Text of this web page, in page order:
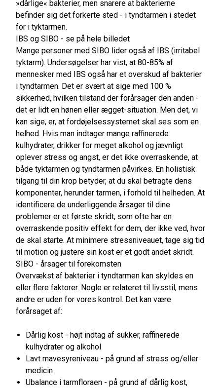
»dårlige« bakterier, men snarere at bakterierne
befinder sig det forkerte sted - i tyndtarmen i stedet
for i tyktarmen.
IBS og SIBO - se på hele billedet
Mange personer med SIBO lider også af IBS (irritabel
tyktarm). Undersøgelser har vist, at 80-85% af
mennesker med IBS også har et overskud af bakterier
i tyndtarmen. Det er svært at sige med 100 %
sikkerhed, hvilken tilstand der forårsager den anden -
det er lidt en hønen eller ægget-situation. Men det, vi
kan sige, er, at fordøjelsessystemet skal ses som en
helhed. Hvis man indtager mange raffinerede
kulhydrater, drikker for meget alkohol og jævnligt
oplever stress og angst, er det ikke overraskende, at
både tyktarmen og tyndtarmen påvirkes. En holistisk
tilgang til din krop betyder, at du skal betragte dens
komponenter, herunder tarmen, i forhold til helheden. At
identificere de underliggende årsager til dine
problemer er et første skridt, som ofte har en
overraskende positiv effekt for dem, der ikke ved, hvor
de skal starte. At minimere stressniveauet, tage sig tid
til motion og justere sin kost er et godt andet skridt.
SIBO - årsager til forekomsten
Overvækst af bakterier i tyndtarmen kan skyldes en
eller flere faktorer. Nogle er relateret til livsstil, mens
andre er uden for vores kontrol. Det kan være
forårsaget af:
Dårlig kost - højt indtag af sukker, raffinerede
kulhydrater og alkohol
Lavt mavesyreniveau - på grund af stress og/eller
medicin
Ubalance i tarmfloraen - på grund af dårlig kost,